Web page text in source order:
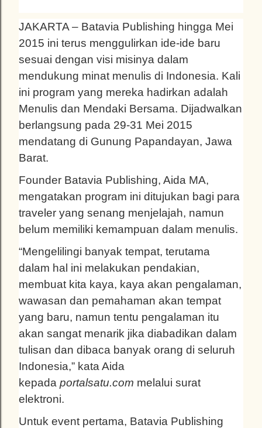
JAKARTA – Batavia Publishing hingga Mei
2015 ini terus menggulirkan ide-ide baru
sesuai dengan visi misinya dalam
mendukung minat menulis di Indonesia. Kali
ini program yang mereka hadirkan adalah
Menulis dan Mendaki Bersama. Dijadwalkan
berlangsung pada 29-31 Mei 2015
mendatang di Gunung Papandayan, Jawa
Barat.
Founder Batavia Publishing, Aida MA,
mengatakan program ini ditujukan bagi para
traveler yang senang menjelajah, namun
belum memiliki kemampuan dalam menulis.
“Mengelilingi banyak tempat, terutama
dalam hal ini melakukan pendakian,
membuat kita kaya, kaya akan pengalaman,
wawasan dan pemahaman akan tempat
yang baru, namun tentu pengalaman itu
akan sangat menarik jika diabadikan dalam
tulisan dan dibaca banyak orang di seluruh
Indonesia,” kata Aida
kepada portalsatu.com melalui surat
elektroni.
Untuk event pertama, Batavia Publishing